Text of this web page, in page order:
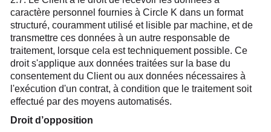
caractère personnel fournies à Circle K dans un format
structuré, couramment utilisé et lisible par machine, et de
transmettre ces données à un autre responsable de
traitement, lorsque cela est techniquement possible. Ce
droit s'applique aux données traitées sur la base du
consentement du Client ou aux données nécessaires à
l'exécution d'un contrat, à condition que le traitement soit
effectué par des moyens automatisés.
Droit d’opposition